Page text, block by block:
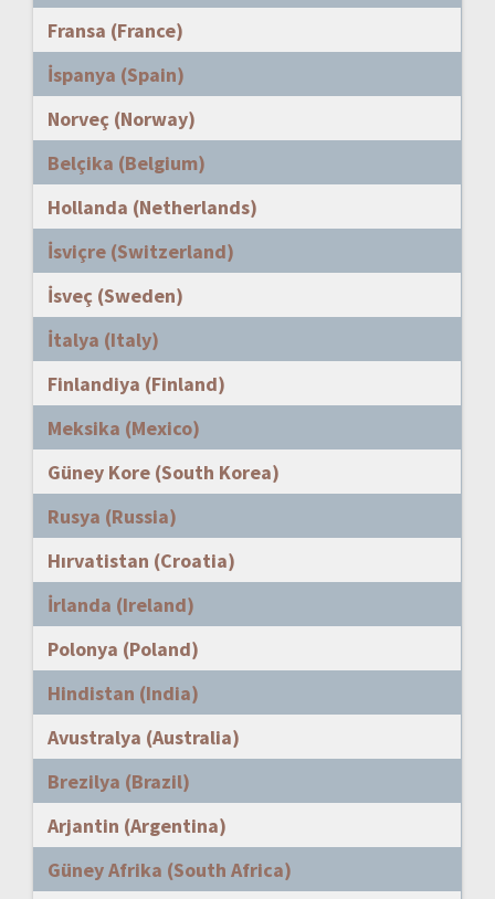
Fransa (France)
İspanya (Spain)
Norveç (Norway)
Belçika (Belgium)
Hollanda (Netherlands)
İsviçre (Switzerland)
İsveç (Sweden)
İtalya (Italy)
Finlandiya (Finland)
Meksika (Mexico)
Güney Kore (South Korea)
Rusya (Russia)
Hırvatistan (Croatia)
İrlanda (Ireland)
Polonya (Poland)
Hindistan (India)
Avustralya (Australia)
Brezilya (Brazil)
Arjantin (Argentina)
Güney Afrika (South Africa)